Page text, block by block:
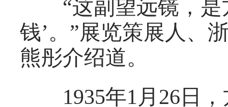
“这副望远镜，是
钱’。”展览策展人、
熊彤介绍道。
1935年1月26日，